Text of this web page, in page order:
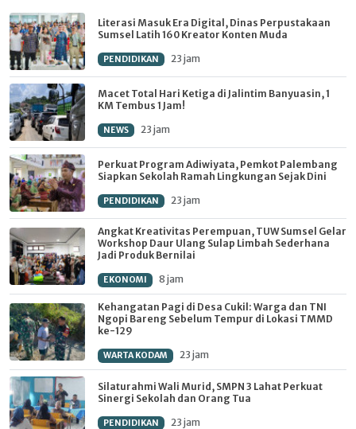
Literasi Masuk Era Digital, Dinas Perpustakaan
Sumsel Latih 160 Kreator Konten Muda
PENDIDIKAN 23 jam
Macet Total Hari Ketiga di Jalintim Banyuasin, 1
KM Tembus 1 Jam!
NEWS 23 jam
Perkuat Program Adiwiyata, Pemkot Palembang
Siapkan Sekolah Ramah Lingkungan Sejak Dini
PENDIDIKAN 23 jam
Angkat Kreativitas Perempuan, TUW Sumsel Gelar
Workshop Daur Ulang Sulap Limbah Sederhana
Jadi Produk Bernilai
EKONOMI 8 jam
Kehangatan Pagi di Desa Cukil: Warga dan TNI
Ngopi Bareng Sebelum Tempur di Lokasi TMMD
ke-129
WARTA KODAM 23 jam
Silaturahmi Wali Murid, SMPN 3 Lahat Perkuat
Sinergi Sekolah dan Orang Tua
PENDIDIKAN 23 jam